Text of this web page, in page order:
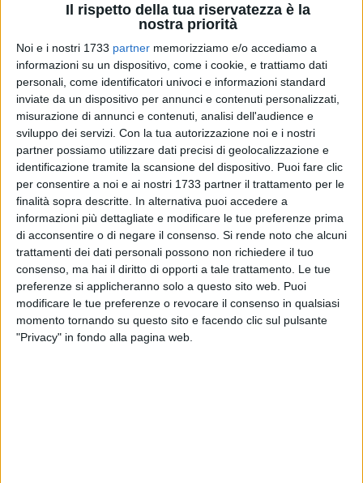
Il rispetto della tua riservatezza è la
nostra priorità
Noi e i nostri 1733 partner memorizziamo e/o accediamo a
informazioni su un dispositivo, come i cookie, e trattiamo dati
personali, come identificatori univoci e informazioni standard
inviate da un dispositivo per annunci e contenuti personalizzati,
misurazione di annunci e contenuti, analisi dell'audience e
sviluppo dei servizi. Con la tua autorizzazione noi e i nostri
partner possiamo utilizzare dati precisi di geolocalizzazione e
identificazione tramite la scansione del dispositivo. Puoi fare clic
per consentire a noi e ai nostri 1733 partner il trattamento per le
finalità sopra descritte. In alternativa puoi accedere a
informazioni più dettagliate e modificare le tue preferenze prima
di acconsentire o di negare il consenso. Si rende noto che alcuni
trattamenti dei dati personali possono non richiedere il tuo
consenso, ma hai il diritto di opporti a tale trattamento. Le tue
preferenze si applicheranno solo a questo sito web. Puoi
modificare le tue preferenze o revocare il consenso in qualsiasi
momento tornando su questo sito e facendo clic sul pulsante
"Privacy" in fondo alla pagina web.
5 MINUTI
Tg E20: Uno sguardo alle iniziative del territorio
in programma in Puglia e Basilicata dal 7 al 10
maggio